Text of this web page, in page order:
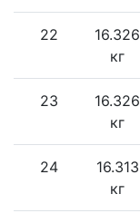
22
16.326
кг
23
16.326
кг
24
16.313
кг